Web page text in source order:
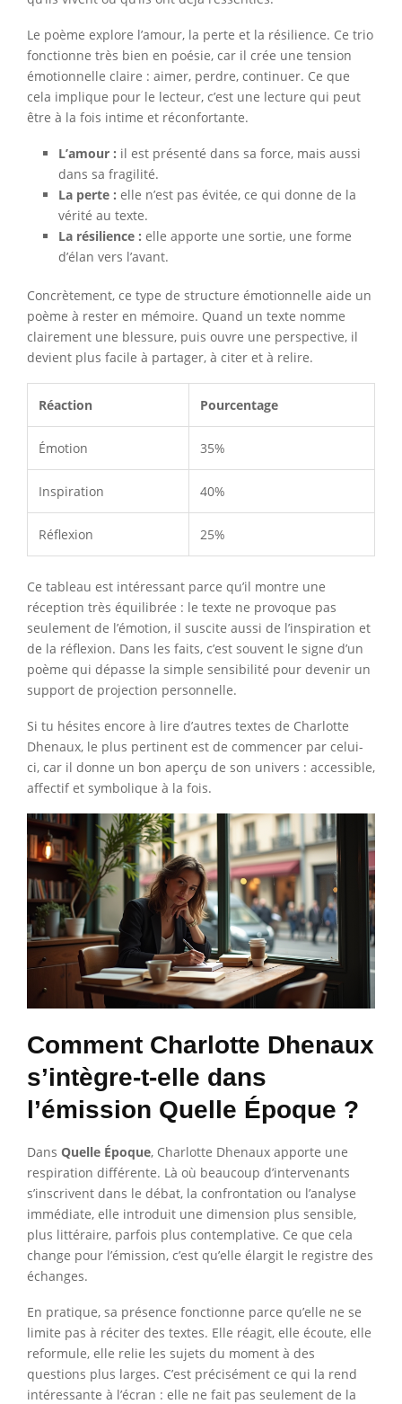
Le poème explore l’amour, la perte et la résilience. Ce trio
fonctionne très bien en poésie, car il crée une tension
émotionnelle claire : aimer, perdre, continuer. Ce que
cela implique pour le lecteur, c’est une lecture qui peut
être à la fois intime et réconfortante.
L’amour : il est présenté dans sa force, mais aussi
dans sa fragilité.
La perte : elle n’est pas évitée, ce qui donne de la
vérité au texte.
La résilience : elle apporte une sortie, une forme
d’élan vers l’avant.
Concrètement, ce type de structure émotionnelle aide un
poème à rester en mémoire. Quand un texte nomme
clairement une blessure, puis ouvre une perspective, il
devient plus facile à partager, à citer et à relire.
Réaction Pourcentage
Émotion 35%
Inspiration 40%
Réflexion 25%
Ce tableau est intéressant parce qu’il montre une
réception très équilibrée : le texte ne provoque pas
seulement de l’émotion, il suscite aussi de l’inspiration et
de la réflexion. Dans les faits, c’est souvent le signe d’un
poème qui dépasse la simple sensibilité pour devenir un
support de projection personnelle.
Si tu hésites encore à lire d’autres textes de Charlotte
Dhenaux, le plus pertinent est de commencer par celui-
ci, car il donne un bon aperçu de son univers : accessible,
affectif et symbolique à la fois.
Comment Charlotte Dhenaux
s’intègre-t-elle dans
l’émission Quelle Époque ?
Dans Quelle Époque, Charlotte Dhenaux apporte une
respiration différente. Là où beaucoup d’intervenants
s’inscrivent dans le débat, la confrontation ou l’analyse
immédiate, elle introduit une dimension plus sensible,
plus littéraire, parfois plus contemplative. Ce que cela
change pour l’émission, c’est qu’elle élargit le registre des
échanges.
En pratique, sa présence fonctionne parce qu’elle ne se
limite pas à réciter des textes. Elle réagit, elle écoute, elle
reformule, elle relie les sujets du moment à des
questions plus larges. C’est précisément ce qui la rend
intéressante à l’écran : elle ne fait pas seulement de la